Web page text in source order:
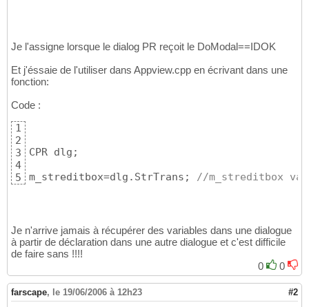
Je l'assigne lorsque le dialog PR reçoit le DoModal==IDOK
Et j'éssaie de l'utiliser dans Appview.cpp en écrivant dans une
fonction:
Code :
1
2
3
4
5
CPR dlg;
m_streditbox=dlg.StrTrans; //m_streditbox
Je n'arrive jamais à récupérer des variables dans une dialogue
à partir de déclaration dans une autre dialogue et c'est difficile
de faire sans !!!!
0
0
farscape, le 19/06/2006 à 12h23 #2